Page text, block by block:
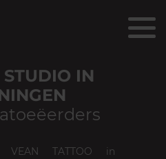
IN
VEAN TATTOO in